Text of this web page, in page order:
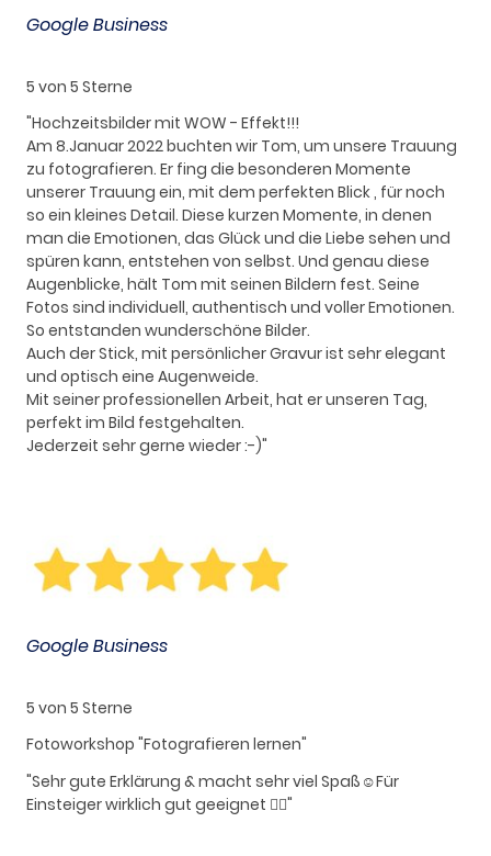
Google Business
5 von 5 Sterne
"Hochzeitsbilder mit WOW - Effekt!!!
Am 8.Januar 2022 buchten wir Tom, um unsere Trauung
zu fotografieren. Er fing die besonderen Momente
unserer Trauung ein, mit dem perfekten Blick , für noch
so ein kleines Detail. Diese kurzen Momente, in denen
man die Emotionen, das Glück und die Liebe sehen und
spüren kann, entstehen von selbst. Und genau diese
Augenblicke, hält Tom mit seinen Bildern fest. Seine
Fotos sind individuell, authentisch und voller Emotionen.
So entstanden wunderschöne Bilder.
Auch der Stick, mit persönlicher Gravur ist sehr elegant
und optisch eine Augenweide.
Mit seiner professionellen Arbeit, hat er unseren Tag,
perfekt im Bild festgehalten.
Jederzeit sehr gerne wieder :-)"
Google Business
5 von 5 Sterne
Fotoworkshop "Fotografieren lernen"
"Sehr gute Erklärung & macht sehr viel Spaß☺️Für
Einsteiger wirklich gut geeignet 👍🏻"